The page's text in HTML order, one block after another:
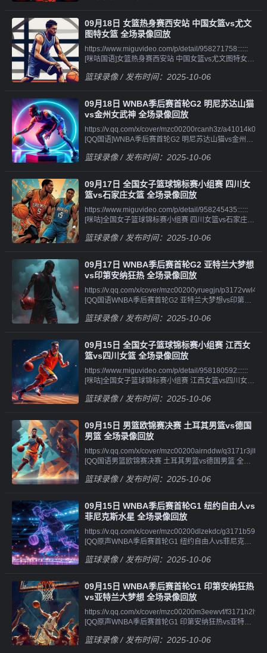
[QQ国语]WNBA季后赛首轮G3 西雅图风暴vs拉斯维加
斯王牌 第四节 录
像||||||https://v.qq.com/x/cover/mzc00200ef2e0zn/
[QQ原声]WNBA季后赛首轮G3 西雅图风暴vs拉斯维加
斯王牌 全场录像回
[QQ原声]WNBA季后赛首轮G3 西雅图风暴vs拉斯维加
像||||||https://v.qq.com/x/cover/mzc00200ef2e0zn/
[QQ原声]WNBA季后赛首轮G3 西雅图风暴vs拉斯维加
斯王牌 第二节 录
像||||||https://v.qq.com/x/cover/mzc00200ef2e0zn/
[QQ原声]WNBA季后赛首轮G3 西雅图风暴vs拉斯维加
斯王牌 第三节 录
像||||||https://v.qq.com/x/cover/mzc00200ef2e0zn/
斯王牌 第四节 录像
大梦想 第一节 录
像||||||https://v.qq.com/x/cover/mzc00200nxhechq/
[QQ国语]WNBA季后赛首轮G3 印第安纳狂热vs亚特兰
大梦想 第二节 录
像||||||https://v.qq.com/x/cover/mzc00200nxhechq/
大梦想 第三节 录
[QQ国语]WNBA季后赛首轮G3 印第安纳狂热vs亚特兰
大梦想 第四节 录
像||||||https://v.qq.com/x/cover/mzc00200nxhechq/
[QQ原声]WNBA季后赛首轮G3 印第安纳狂热vs亚特兰
大梦想 全场录像回
[QQ原声]WNBA季后赛首轮G3 印第安纳狂热vs亚特兰
像||||||https://v.qq.com/x/cover/mzc00200nxhechq/
[QQ原声]WNBA季后赛首轮G3 印第安纳狂热vs亚特兰
大梦想 第二节 录
像||||||https://v.qq.com/x/cover/mzc00200nxhechq/
[QQ原声]WNBA季后赛首轮G3 印第安纳狂热vs亚特兰
大梦想 第三节 录
像||||||https://v.qq.com/x/cover/mzc00200nxhechq/
大梦想 第四节 录像
09月18日 女篮热身赛西安站 中国女篮vs尤文
图特女篮 全场录像回放
https://www.miguvideo.com/p/detail/958271758::::::
[咪咕国语]女篮热身赛西安站 中国女篮vs尤文图特女篮
篮球录像/ 发布时间：2025-10-06
09月18日 WNBA季后赛首轮G2 明尼苏达山猫
vs金州女武神 全场录像回放
https://v.qq.com/x/cover/mzc00200rcanh3z/
[QQ国语]WNBA季后赛首轮G2 明尼苏达山猫vs金州女
像||||||https://v.qq.com/x/cover/mzc00200rcanh3z/
武神 第二节 录
像||||||https://v.qq.com/x/cover/mzc00200rcanh3z/
[QQ国语]WNBA季后赛首轮G2 明尼苏达山猫vs金州女
武神 第三节 录
像||||||https://v.qq.com/x/cover/mzc00200rcanh3z/
武神 第四节 录
[QQ原声]WNBA季后赛首轮G2 明尼苏达山猫vs金州女
武神 全场录像回
放||||||https://v.qq.com/x/cover/mzc00200rcanh3z/
[QQ原声]WNBA季后赛首轮G2 明尼苏达山猫vs金州女
武神 第一节 录
[QQ原声]WNBA季后赛首轮G2 明尼苏达山猫vs金州女
像||||||https://v.qq.com/x/cover/mzc00200rcanh3z/
[QQ原声]WNBA季后赛首轮G2 明尼苏达山猫vs金州女
像||||||https://v.qq.com/x/cover/mzc00200rcanh3z/
[QQ原声]WNBA季后赛首轮G2 明尼苏达山猫vs金州女
武神 第四节 录像
篮球录像/ 发布时间：2025-10-06
09月17日 全国女子篮球锦标赛小组赛 四川女
篮vs石家庄女篮 全场录像回放
https://www.miguvideo.com/p/detail/958245435::::::
[咪咕]全国女子篮球锦标赛小组赛 四川女篮vs石家庄女
篮球录像/ 发布时间：2025-10-06
09月17日 WNBA季后赛首轮G2 亚特兰大梦想
vs印第安纳狂热 全场录像回放
https://v.qq.com/x/cover/mzc00200yruegjn/
[QQ国语WNBA季后赛首轮G2 亚特兰大梦想vs印第安
放||||||https://v.qq.com/x/cover/mzc00200yruegjn/
纳狂热 第一节 录
像||||||https://v.qq.com/x/cover/mzc00200yruegjn/
[QQ国语WNBA季后赛首轮G2 亚特兰大梦想vs印第安
纳狂热 第二节 录
像||||||https://v.qq.com/x/cover/mzc00200yruegjn/
纳狂热 第三节 录
[QQ国语WNBA季后赛首轮G2 亚特兰大梦想vs印第安
纳狂热 第四节 录
像||||||https://v.qq.com/x/cover/mzc00200yruegjn/
[QQ原声WNBA季后赛首轮G2 亚特兰大梦想vs印第安
纳狂热 全场录像回
[QQ原声WNBA季后赛首轮G2 亚特兰大梦想vs印第安
像||||||https://v.qq.com/x/cover/mzc00200yruegjn/
[QQ原声WNBA季后赛首轮G2 亚特兰大梦想vs印第安
纳狂热 第二节 录
像||||||https://v.qq.com/x/cover/mzc00200yruegjn/
[QQ原声WNBA季后赛首轮G2 亚特兰大梦想vs印第安
纳狂热 第三节 录
像||||||https://v.qq.com/x/cover/mzc00200yruegjn/
纳狂热 第四节 录像
篮球录像/ 发布时间：2025-10-06
09月15日 全国女子篮球锦标赛小组赛 江西女
篮vs四川女篮 全场录像回放
https://www.miguvideo.com/p/detail/958180592::::::
[咪咕]全国女子篮球锦标赛小组赛 江西女篮vs四川女篮
篮球录像/ 发布时间：2025-10-06
09月15日 男篮欧锦赛决赛 土耳其男篮vs德国
男篮 全场录像回放
https://v.qq.com/x/cover/mzc00200airnddw/
[QQ国语男篮欧锦赛决赛 土耳其男篮vs德国男篮 全场
放||||||https://v.qq.com/x/cover/mzc00200airnddw/
节 录
像||||||https://v.qq.com/x/cover/mzc00200airnddw/
[QQ国语男篮欧锦赛决赛 土耳其男篮vs德国男篮 第二
节 录
像||||||https://v.qq.com/x/cover/mzc00200airnddw/
节 录
[QQ国语男篮欧锦赛决赛 土耳其男篮vs德国男篮 第四
节 录
像||||||https://v.qq.com/x/cover/mzc00200airnddw/
[QQ原声男篮欧锦赛决赛 土耳其男篮vs德国男篮 全场
录像回
[QQ原声男篮欧锦赛决赛 土耳其男篮vs德国男篮 第一
篮球录像/ 发布时间：2025-10-06
09月15日 WNBA季后赛首轮G1 纽约自由人vs
菲尼克斯水星 全场录像回放
https://v.qq.com/x/cover/mzc00200dlzekdc/
[QQ原声WNBA季后赛首轮G1 纽约自由人vs菲尼克斯
放||||||https://v.qq.com/x/cover/mzc00200dlzekdc/
水星 第一节 录
像||||||https://v.qq.com/x/cover/mzc00200dlzekdc/
[QQ原声WNBA季后赛首轮G1 纽约自由人vs菲尼克斯
水星 第二节 录
像||||||https://v.qq.com/x/cover/mzc00200dlzekdc/
水星 第三节 录
篮球录像/ 发布时间：2025-10-06
09月15日 WNBA季后赛首轮G1 印第安纳狂热
vs亚特兰大梦想 全场录像回放
https://v.qq.com/x/cover/mzc00200m3eewvf/
[QQ原声WNBA季后赛首轮G1 印第安纳狂热vs亚特兰
放||||||https://v.qq.com/x/cover/mzc00200m3eewvf/
篮球录像/ 发布时间：2025-10-06